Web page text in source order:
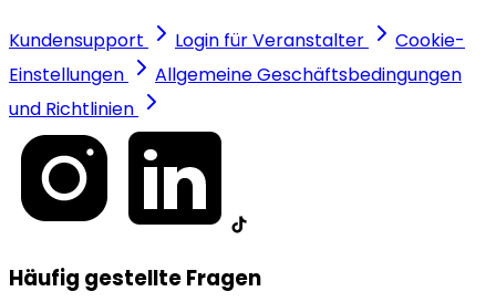
Kundensupport Login für Veranstalter
Cookie-
Einstellungen
Allgemeine Geschäftsbedingungen
und Richtlinien
Häufig gestellte Fragen